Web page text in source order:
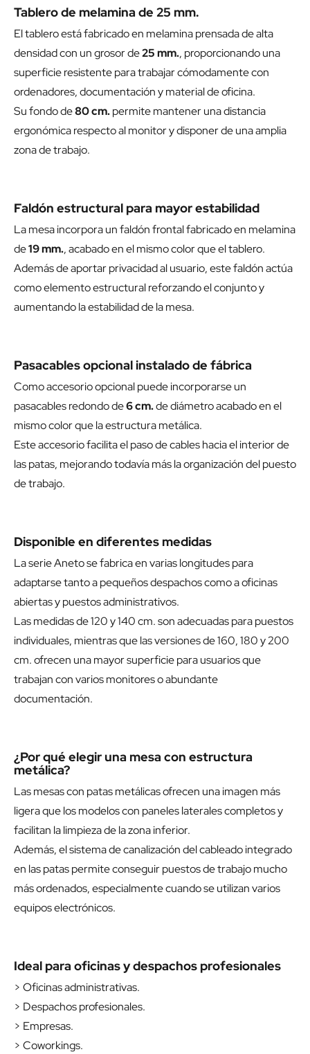
Tablero de melamina de 25 mm.
El tablero está fabricado en melamina prensada de alta
densidad con un grosor de25 mm., proporcionando una
superficie resistente para trabajar cómodamente con
ordenadores, documentación y material de oficina.
Su fondo de80 cm.permite mantener una distancia
ergonómica respecto al monitor y disponer de una amplia
zona de trabajo.
Faldón estructural para mayor estabilidad
La mesa incorpora un faldón frontal fabricado en melamina
de19 mm., acabado en el mismo color que el tablero.
Además de aportar privacidad al usuario, este faldón actúa
como elemento estructural reforzando el conjunto y
aumentando la estabilidad de la mesa.
Pasacables opcional instalado de fábrica
Como accesorio opcional puede incorporarse un
pasacables redondo de6 cm.de diámetro acabado en el
mismo color que la estructura metálica.
Este accesorio facilita el paso de cables hacia el interior de
las patas, mejorando todavía más la organización del puesto
de trabajo.
Disponible en diferentes medidas
La serie Aneto se fabrica en varias longitudes para
adaptarse tanto a pequeños despachos como a oficinas
abiertas y puestos administrativos.
Las medidas de 120 y 140 cm. son adecuadas para puestos
individuales, mientras que las versiones de 160, 180 y 200
cm. ofrecen una mayor superficie para usuarios que
trabajan con varios monitores o abundante
documentación.
¿Por qué elegir una mesa con estructura
metálica?
Las mesas con patas metálicas ofrecen una imagen más
ligera que los modelos con paneles laterales completos y
facilitan la limpieza de la zona inferior.
Además, el sistema de canalización del cableado integrado
en las patas permite conseguir puestos de trabajo mucho
más ordenados, especialmente cuando se utilizan varios
equipos electrónicos.
Ideal para oficinas y despachos profesionales
> Oficinas administrativas.
> Despachos profesionales.
> Empresas.
> Coworkings.